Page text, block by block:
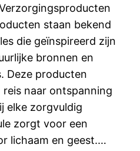
staan bekend
die geïnspireerd zijn
bronnen en
Deze producten
reis naar ontspanning
elke zorgvuldig
zorgt voor een
lichaam en geest.…